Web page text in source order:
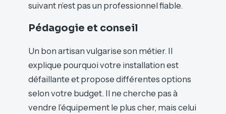
suivant n’est pas un professionnel fiable.
Pédagogie et conseil
Un bon artisan vulgarise son métier. Il
explique pourquoi votre installation est
défaillante et propose différentes options
selon votre budget. Il ne cherche pas à
vendre l’équipement le plus cher, mais celui